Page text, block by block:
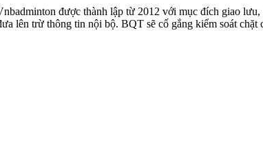
được thành lập từ 2012 với mục đích giao
lên trừ thông tin nội bộ. BQT sẽ cố gắng kiểm soát